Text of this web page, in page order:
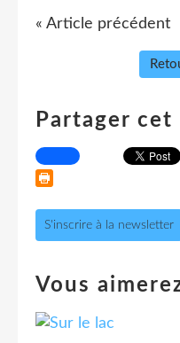
« Article précédent
Partager
S'inscrire à la newsletter
Vous